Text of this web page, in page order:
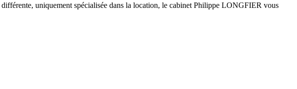
uniquement spécialisée dans la location, le cabinet Philippe LONGFIER vous